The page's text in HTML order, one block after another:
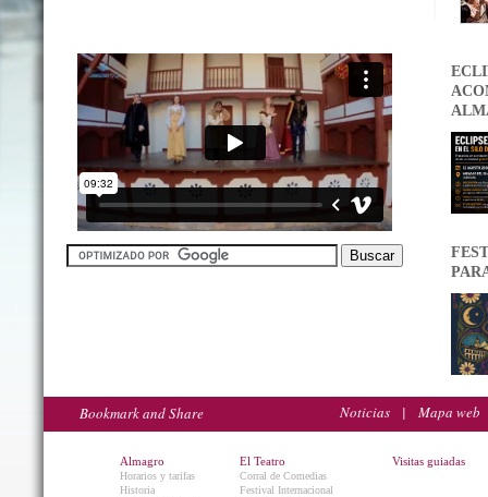
Noticias | Mapa web
Almagro
Horarios y tarifas
Historia
El Teatro
Corral de Comedias
Festival Internacional
Visitas guiadas